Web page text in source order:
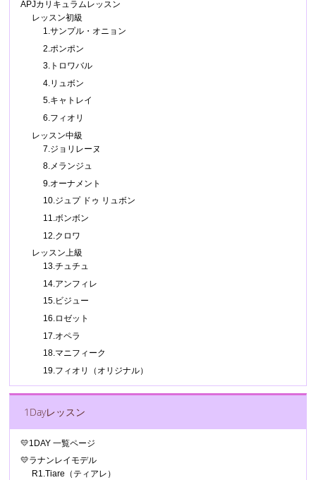
APJカリキュラムレッスン
レッスン初級
1.サンプル・オニョン
2.ポンポン
3.トロワバル
4.リュボン
5.キャトレイ
6.フィオリ
レッスン中級
7.ジョリレーヌ
8.メランジュ
9.オーナメント
10.ジュプ ドゥ リュボン
11.ボンボン
12.クロワ
レッスン上級
13.チュチュ
14.アンフィレ
15.ビジュー
16.ロゼット
17.オペラ
18.マニフィーク
19.フィオリ（オリジナル）
1Dayレッスン
💛1DAY 一覧ページ
💛ラナンレイモデル
R1.Tiare（ティアレ）